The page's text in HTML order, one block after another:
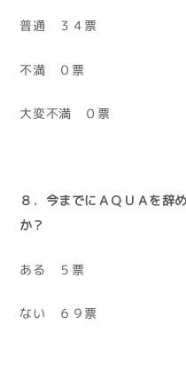
普通 ３４票
不満 ０票
大変不満 ０票
８．今までにＡＱＵＡを辞
か？
ある ５票
ない ６９票